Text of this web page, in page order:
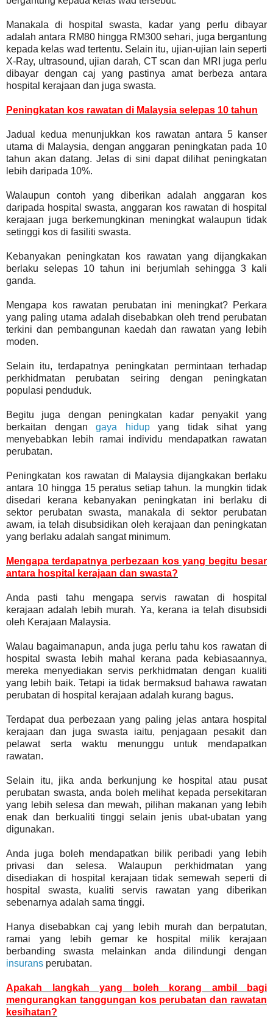
Manakala di hospital swasta, kadar yang perlu dibayar
adalah antara RM80 hingga RM300 sehari, juga bergantung
kepada kelas wad tertentu. Selain itu, ujian-ujian lain seperti
X-Ray, ultrasound, ujian darah, CT scan dan MRI juga perlu
dibayar dengan caj yang pastinya amat berbeza antara
hospital kerajaan dan juga swasta.
Peningkatan kos rawatan di Malaysia selepas 10 tahun
Jadual kedua menunjukkan kos rawatan antara 5 kanser
utama di Malaysia, dengan anggaran peningkatan pada 10
tahun akan datang. Jelas di sini dapat dilihat peningkatan
lebih daripada 10%.
Walaupun contoh yang diberikan adalah anggaran kos
daripada hospital swasta, anggaran kos rawatan di hospital
kerajaan juga berkemungkinan meningkat walaupun tidak
setinggi kos di fasiliti swasta.
Kebanyakan peningkatan kos rawatan yang dijangkakan
berlaku selepas 10 tahun ini berjumlah sehingga 3 kali
ganda.
Mengapa kos rawatan perubatan ini meningkat? Perkara
yang paling utama adalah disebabkan oleh trend perubatan
terkini dan pembangunan kaedah dan rawatan yang lebih
moden.
Selain itu, terdapatnya peningkatan permintaan terhadap
perkhidmatan perubatan seiring dengan peningkatan
populasi penduduk.
Begitu juga dengan peningkatan kadar penyakit yang
berkaitan dengangaya hidupyang tidak sihat yang
menyebabkan lebih ramai individu mendapatkan rawatan
perubatan.
Peningkatan kos rawatan di Malaysia dijangkakan berlaku
antara 10 hingga 15 peratus setiap tahun. Ia mungkin tidak
disedari kerana kebanyakan peningkatan ini berlaku di
sektor perubatan swasta, manakala di sektor perubatan
awam, ia telah disubsidikan oleh kerajaan dan peningkatan
yang berlaku adalah sangat minimum.
Mengapa terdapatnya perbezaan kos yang begitu besar
antara hospital kerajaan dan swasta?
Anda pasti tahu mengapa servis rawatan di hospital
kerajaan adalah lebih murah. Ya, kerana ia telah disubsidi
oleh Kerajaan Malaysia.
Walau bagaimanapun, anda juga perlu tahu kos rawatan di
hospital swasta lebih mahal kerana pada kebiasaannya,
mereka menyediakan servis perkhidmatan dengan kualiti
yang lebih baik. Tetapi ia tidak bermaksud bahawa rawatan
perubatan di hospital kerajaan adalah kurang bagus.
Terdapat dua perbezaan yang paling jelas antara hospital
kerajaan dan juga swasta iaitu, penjagaan pesakit dan
pelawat serta waktu menunggu untuk mendapatkan
rawatan.
Selain itu, jika anda berkunjung ke hospital atau pusat
perubatan swasta, anda boleh melihat kepada persekitaran
yang lebih selesa dan mewah, pilihan makanan yang lebih
enak dan berkualiti tinggi selain jenis ubat-ubatan yang
digunakan.
Anda juga boleh mendapatkan bilik peribadi yang lebih
privasi dan selesa. Walaupun perkhidmatan yang
disediakan di hospital kerajaan tidak semewah seperti di
hospital swasta, kualiti servis rawatan yang diberikan
sebenarnya adalah sama tinggi.
Hanya disebabkan caj yang lebih murah dan berpatutan,
ramai yang lebih gemar ke hospital milik kerajaan
berbanding swasta melainkan anda dilindungi dengan
insurans perubatan.
Apakah langkah yang boleh korang ambil bagi
mengurangkan tanggungan kos perubatan dan rawatan
kesihatan?